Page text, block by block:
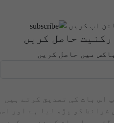
اپ کریں
حاصل کریں
میں حاصل کریں
اس بات کی تصدیق کرتے ہیں
شرائط کو پڑھ لیا ہے اور اس